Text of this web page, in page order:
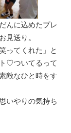
んに込めたプレ
見送り。
ってくれた」と
♡ついてるって
敵なひと時をす
いやりの気持ち